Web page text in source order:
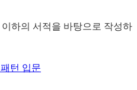
하의 서적을 바탕으로 작성하
턴 입문